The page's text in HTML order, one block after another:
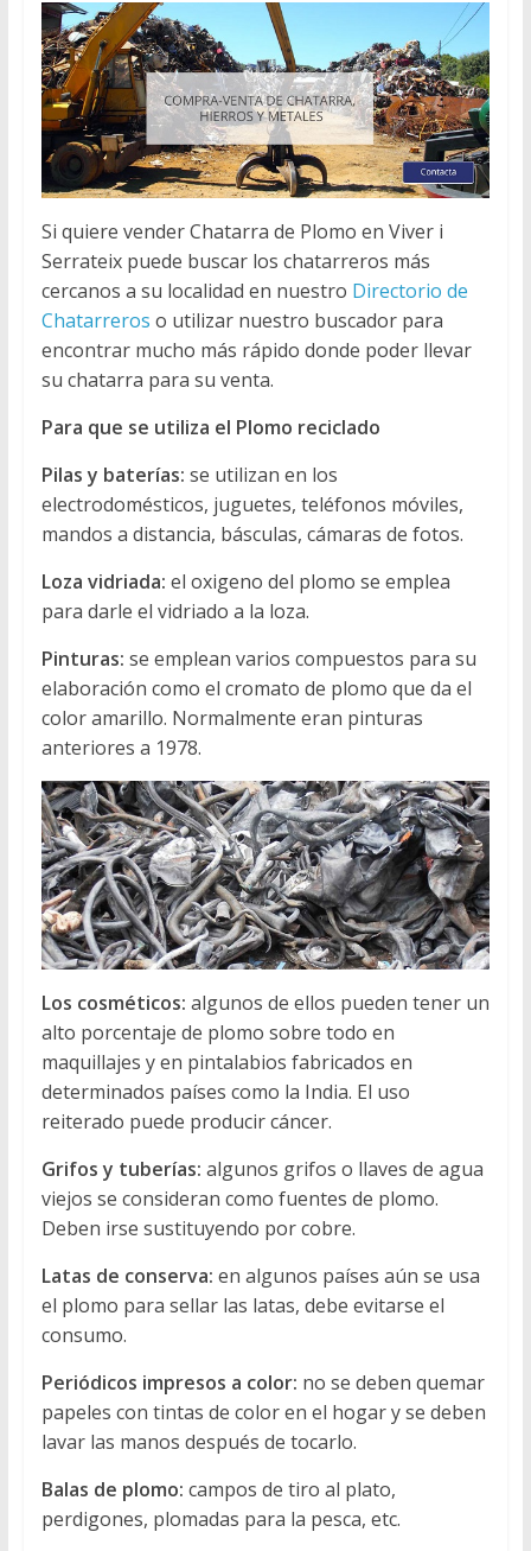
Si quiere vender Chatarra de Plomo en Viver i
Serrateix puede buscar los chatarreros más
cercanos a su localidad en nuestro Directorio de
Chatarreros o utilizar nuestro buscador para
encontrar mucho más rápido donde poder llevar
su chatarra para su venta.
Para que se utiliza el Plomo reciclado
Pilas y baterías: se utilizan en los
electrodomésticos, juguetes, teléfonos móviles,
mandos a distancia, básculas, cámaras de fotos.
Loza vidriada: el oxigeno del plomo se emplea
para darle el vidriado a la loza.
Pinturas: se emplean varios compuestos para su
elaboración como el cromato de plomo que da el
color amarillo. Normalmente eran pinturas
anteriores a 1978.
Los cosméticos: algunos de ellos pueden tener un
alto porcentaje de plomo sobre todo en
maquillajes y en pintalabios fabricados en
determinados países como la India. El uso
reiterado puede producir cáncer.
Grifos y tuberías: algunos grifos o llaves de agua
viejos se consideran como fuentes de plomo.
Deben irse sustituyendo por cobre.
Latas de conserva: en algunos países aún se usa
el plomo para sellar las latas, debe evitarse el
consumo.
Periódicos impresos a color: no se deben quemar
papeles con tintas de color en el hogar y se deben
lavar las manos después de tocarlo.
Balas de plomo: campos de tiro al plato,
perdigones, plomadas para la pesca, etc.